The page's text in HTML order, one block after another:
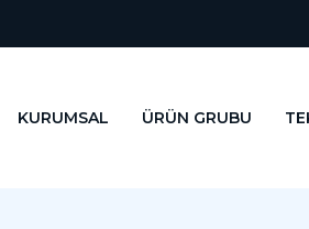
KURUMSAL ÜRÜN GRUBU